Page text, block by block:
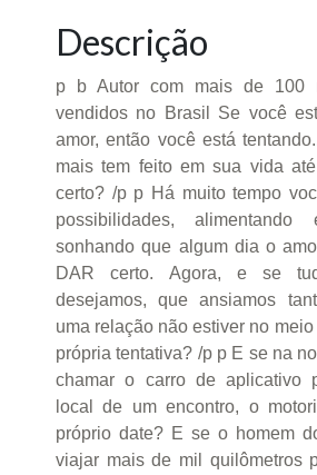
Descrição
p b Autor com mais de 100
vendidos no Brasil Se você
amor, então você está
mais tem feito em sua vida
certo? /p p Há muito tempo
possibilidades, alimentando
sonhando que algum dia o
DAR certo. Agora, e se
desejamos, que ansiamos
uma relação não estiver no
própria tentativa? /p p E se na
chamar o carro de aplicativo
local de um encontro, o
próprio date? E se o homem
viajar mais de mil quilômetros